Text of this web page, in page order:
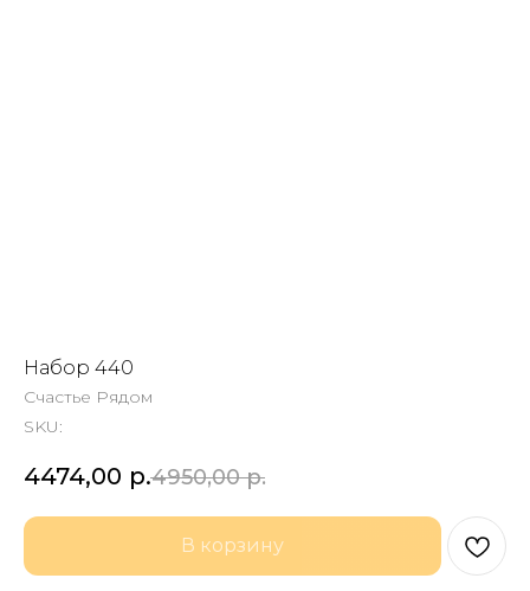
Набор 440
Счастье Рядом
SKU:
4474,00 р.4950,00 р.
В корзину